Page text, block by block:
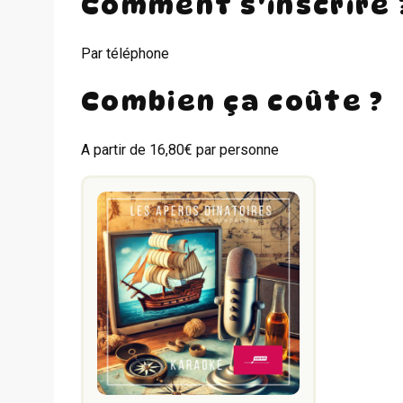
Par téléphone
Combien ça coûte ?
A partir de 16,80€ par personne